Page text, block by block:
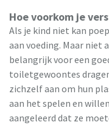
Hoe voorkom je
Als je kind niet kan
aan voeding. Maar niet
belangrijk voor een
toiletgewoontes
zichzelf aan om hun
aan het spelen en
aangeleerd dat ze